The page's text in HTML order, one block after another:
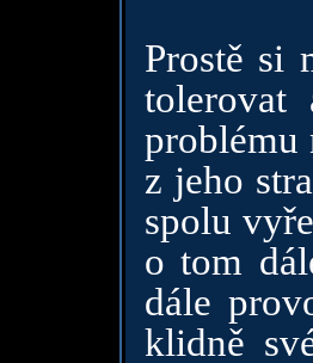
Prostě si
problému
z jeho
spolu
o tom
dále
klidně